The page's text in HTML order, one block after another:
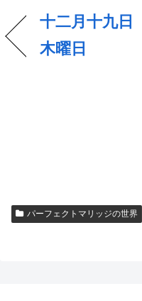
十二月十九日
木曜日
パーフェクトマリッジの世界